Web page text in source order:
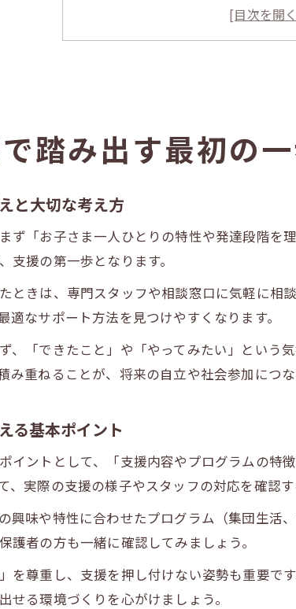
小学生も対象の児童発達
児童発達支援を気軽に始
お子様の成長段階に適し
児童発達支援で重視した
最初の一歩を支える児童発達支
児童発達支援の理念が第
理念から見る児童発達支
児童発達支援で大切にし
理念を活かした児童発達
児童発達支援を始める時に知っ
児童発達支援の利用まで
児童発達支援で対象とな
児童発達支援士の資格取
自信を育てるための児童発達
踏み出す最初の
と大切な考え方
ず「お子さま一人ひとりの特性や発達段階
支援の第一歩となります。
ときは、専門スタッフや相談窓口に気軽に相
適なサポート方法を見つけやすくなります。
、「できたこと」や「やってみたい」とい
み重ねることが、将来の自立や社会参加につな
る基本ポイント
イントとして、「支援内容やプログラムの
、実際の支援の様子やスタッフの対応を確認す
興味や特性に合わせたプログラム（集団生活
護者の方も一緒に確認してみましょう。
を尊重し、支援を押し付けない姿勢も重要
せる環境づくりを心がけましょう。